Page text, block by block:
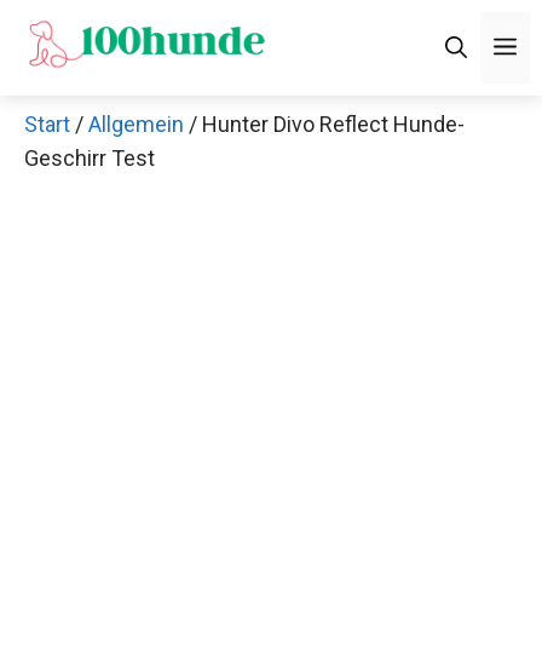
Zum
Inhalt
Start /Allgemein / Hunter Divo Reflect Hunde-
Geschirr Test